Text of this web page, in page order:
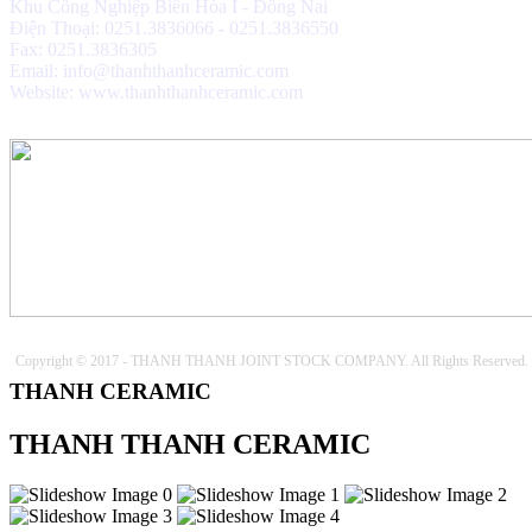
Khu Công Nghiệp Biên Hòa I - Đồng Nai
Điện Thoại: 0251.3836066 - 0251.3836550
Fax: 0251.3836305
Email: info@thanhthanhceramic.com
Website: www.thanhthanhceramic.com
Copyright © 2017 - THANH THANH JOINT STOCK COMPANY. All Rights Reserved.
THANH CERAMIC
THANH THANH CERAMIC